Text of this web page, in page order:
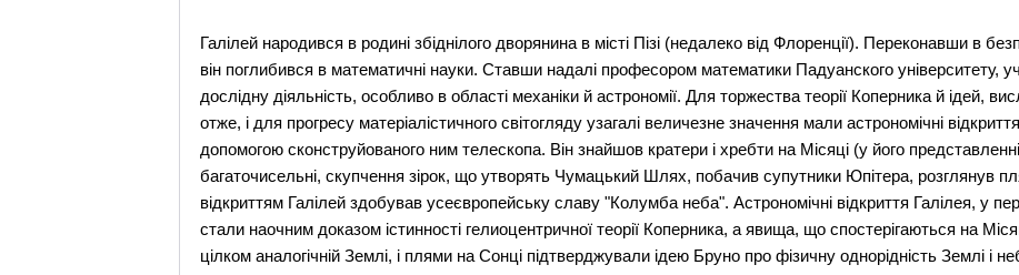
Галілей народився в родині збіднілого дворянина в місті Пізі (недалеко від Флоренції). Переконавши в
він поглибився в математичні науки. Ставши надалі професором математики Падуанского університету,
дослідну діяльність, особливо в області механіки й астрономії. Для торжества теорії Коперника й ідей,
отже, і для прогресу матеріалістичного світогляду узагалі величезне значення мали астрономічні
допомогою сконструйованого ним телескопа. Він знайшов кратери і хребти на Місяці (у його
багаточисельні, скупчення зірок, що утворять Чумацький Шлях, побачив супутники Юпітера, розглянув
відкриттям Галілей здобував усеєвропейську славу "Колумба неба". Астрономічні відкриття Галілея, у
стали наочним доказом істинності гелиоцентричної теорії Коперника, а явища, що спостерігаються на
цілком аналогічній Землі, і плями на Сонці підтверджували ідею Бруно про фізичну однорідність Землі і